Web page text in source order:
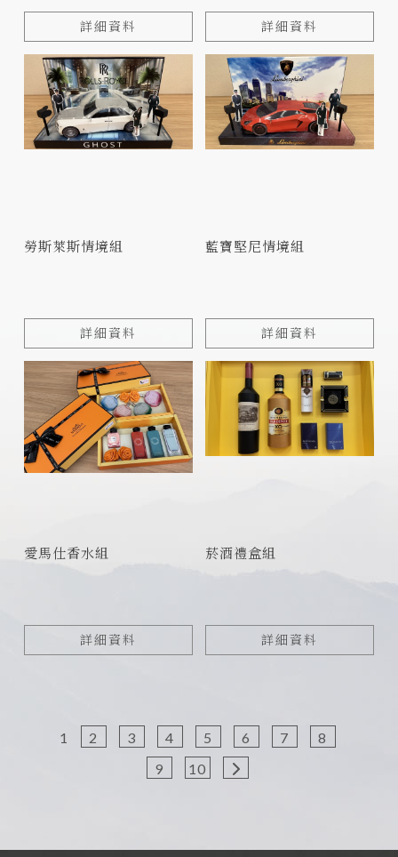
詳細資料 詳細資料
勞斯萊斯情境組
詳細資料
藍寶堅尼情境組
詳細資料
愛馬仕香水組
詳細資料
菸酒禮盒組
詳細資料
1 2 3 4 5 6 7
8
9
10